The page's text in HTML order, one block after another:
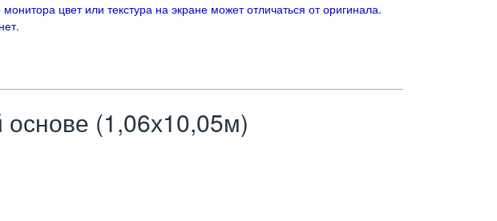
цвет или текстура на экране может отличаться от оригинала.
(1,06х10,05м)